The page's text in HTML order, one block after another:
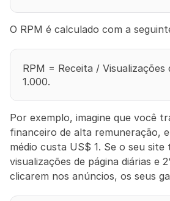
O RPM é calculado com a
RPM = Receita / Visualizações
1.000.
Por exemplo, imagine que você
financeiro de alta remuneração,
médio custa US$ 1. Se o seu site
visualizações de página diárias e
clicarem nos anúncios, os seus